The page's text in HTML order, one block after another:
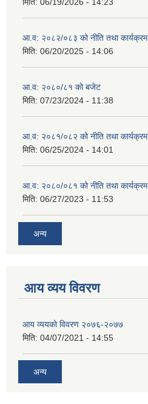
मिति: 06/19/2026 - 14:23
आ.व: २०८२/०८३ को नीति तथा कार्यक्रम
मिति: 06/20/2025 - 14:06
आ.व: २०८०/८१ को बजेट
मिति: 07/23/2024 - 11:38
आ.व: २०८१/०८२ को नीति तथा कार्यक्रम
मिति: 06/25/2024 - 14:01
आ.व: २०८०/०८१ को नीति तथा कार्यक्रम
मिति: 06/27/2023 - 11:53
अन्य
आय व्यय विवरण
आय व्ययको विवरण २०७६-२०७७
मिति: 04/07/2021 - 14:55
अन्य